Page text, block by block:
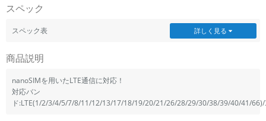
スペック
スペック表 詳しく見る
商品説明
nanoSIMを用いたLTE通信に対応！
対応バン
ド:LTE(1/2/3/4/5/7/8/11/12/13/17/18/19/20/21/26/28/29/30/38/39/40/41/
モニタサイズ
~